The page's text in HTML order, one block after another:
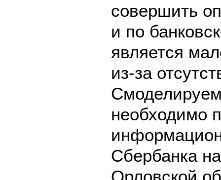
совершить
и по
является
из-за
необходимо
Сбербанка
Орловской